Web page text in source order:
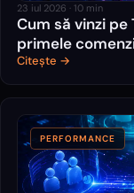
23 iul 2026 · 10 min
Cum să vinzi pe
primele
Citește →
PERFORMANCE